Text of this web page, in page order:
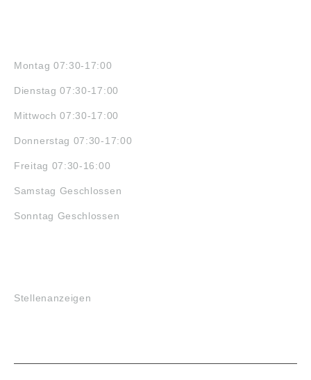
Montag 07:30-17:00
Dienstag 07:30-17:00
Mittwoch 07:30-17:00
Donnerstag 07:30-17:00
Freitag 07:30-16:00
Samstag Geschlossen
Sonntag Geschlossen
Stellenanzeigen